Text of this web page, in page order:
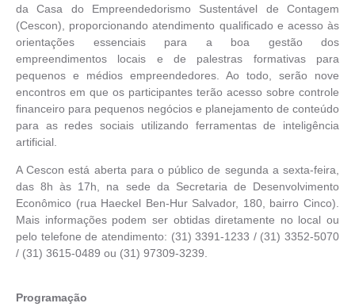
da Casa do Empreendedorismo Sustentável de Contagem
(Cescon), proporcionando atendimento qualificado e acesso às
orientações essenciais para a boa gestão dos
empreendimentos locais e de palestras formativas para
pequenos e médios empreendedores. Ao todo, serão nove
encontros em que os participantes terão acesso sobre controle
financeiro para pequenos negócios e planejamento de conteúdo
para as redes sociais utilizando ferramentas de inteligência
artificial.
A Cescon está aberta para o público de segunda a sexta-feira,
das 8h às 17h, na sede da Secretaria de Desenvolvimento
Econômico (rua Haeckel Ben-Hur Salvador, 180, bairro Cinco).
Mais informações podem ser obtidas diretamente no local ou
pelo telefone de atendimento: (31) 3391-1233 / (31) 3352-5070
/ (31) 3615-0489 ou (31) 97309-3239.
Programação